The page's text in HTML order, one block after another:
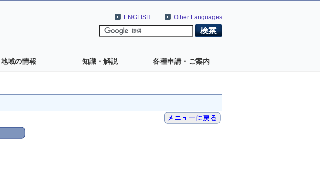
Other Languages
ENGLISH
地域の情報 知識・解説 各種申請・ご案内